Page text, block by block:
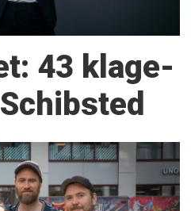
43 klage­